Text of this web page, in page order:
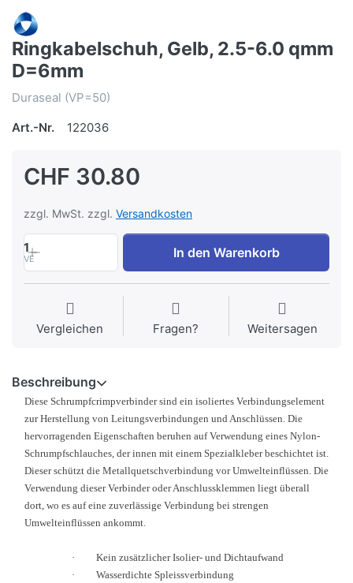
Ringkabelschuh, Gelb, 2.5-6.0 qmm
D=6mm
Duraseal (VP=50)
Art.-Nr.
122036
CHF 30.80
zzgl. MwSt. zzgl. Versandkosten
1
VE In den Warenkorb
Vergleichen Fragen? Weitersagen
Beschreibung
Diese Schrumpfcrimpverbinder sind ein isoliertes Verbindungselement
zur Herstellung von Leitungsverbindungen und Anschlüssen. Die
hervorragenden Eigenschaften beruhen auf Verwendung eines Nylon-
Schrumpfschlauches, der innen mit einem Spezialkleber beschichtet ist.
Dieser schützt die Metallquetschverbindung vor Umwelteinflüssen. Die
Verwendung dieser Verbinder oder Anschlussklemmen liegt überall
dort, wo es auf eine zuverlässige Verbindung bei strengen
Umwelteinflüssen ankommt.
·
Kein zusätzlicher Isolier- und Dichtaufwand
·
Wasserdichte Spleissverbindung